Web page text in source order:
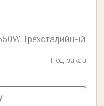
Трехстадийный
Под заказ